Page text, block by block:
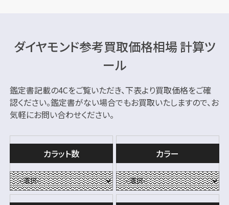
ダイヤモンド参考買取価格相場 計算ツ
ール
鑑定書記載の4Cをご覧いただき、下表より買取価格をご確
認ください。鑑定書がない場合でもお買取いたしますので、お
気軽にお問い合わせください。
カラット数 カラー